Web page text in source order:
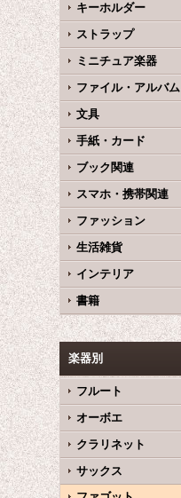
キーホルダー
ストラップ
ミニチュア楽器
ファイル・アルバム
文具
手紙・カード
ブック関連
スマホ・携帯関連
ファッション
生活雑貨
インテリア
書籍
楽器別
フルート
オーボエ
クラリネット
サックス